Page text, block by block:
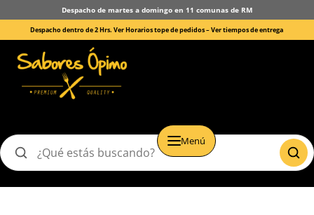
Despacho de martes a domingo en 11 comunas de RM
Despacho dentro de 2 Hrs. Ver Horarios tope de pedidos –Ver tiempos de entrega
Menú
Buscar